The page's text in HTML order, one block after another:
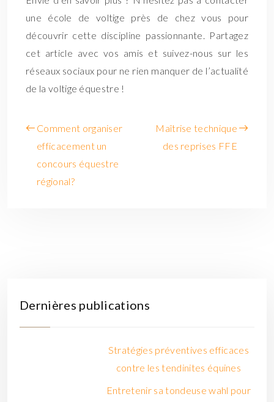
une école de voltige près de chez vous pour
découvrir cette discipline passionnante. Partagez
cet article avec vos amis et suivez-nous sur les
réseaux sociaux pour ne rien manquer de l’actualité
de la voltige équestre !
Comment organiser
efficacement un
concours équestre
régional?
Maîtrise technique
des reprises FFE
Dernières publications
Stratégies préventives efficaces
contre les tendinites équines
Entretenir sa tondeuse wahl pour